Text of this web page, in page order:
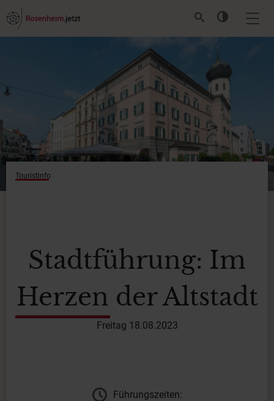
Touristinfo
Stadtführung: Im
Herzen der Altstadt
Freitag 18.08.2023
Führungszeiten: